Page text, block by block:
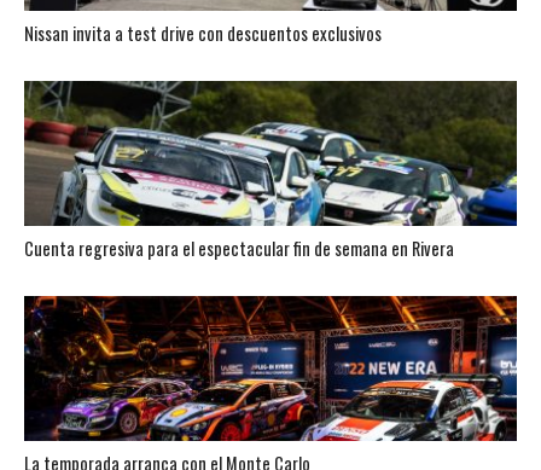
Nissan invita a test drive con descuentos exclusivos
Cuenta regresiva para el espectacular fin de semana en Rivera
La temporada arranca con el Monte Carlo